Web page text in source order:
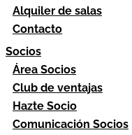
Alquiler de salas
Contacto
Socios
Área Socios
Club de ventajas
Hazte Socio
Comunicación Socios